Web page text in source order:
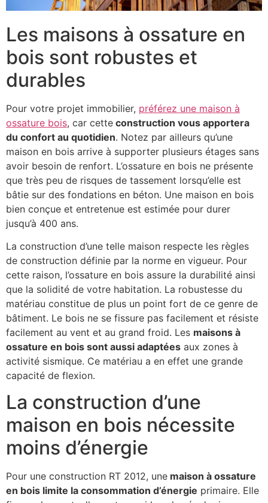
Les maisons à ossature en
bois sont robustes et
durables
Pour votre projet immobilier, préférez une maison à
ossature bois, car cette construction vous apportera
du confort au quotidien. Notez par ailleurs qu’une
maison en bois arrive à supporter plusieurs étages sans
avoir besoin de renfort. L’ossature en bois ne présente
que très peu de risques de tassement lorsqu’elle est
bâtie sur des fondations en béton. Une maison en bois
bien conçue et entretenue est estimée pour durer
jusqu’à 400 ans.
La construction d’une telle maison respecte les règles
de construction définie par la norme en vigueur. Pour
cette raison, l’ossature en bois assure la durabilité ainsi
que la solidité de votre habitation. La robustesse du
matériau constitue de plus un point fort de ce genre de
bâtiment. Le bois ne se fissure pas facilement et résiste
facilement au vent et au grand froid. Les maisons à
ossature en bois sont aussi adaptées aux zones à
activité sismique. Ce matériau a en effet une grande
capacité de flexion.
La construction d’une
maison en bois nécessite
moins d’énergie
Pour une construction RT 2012, une maison à ossature
en bois limite la consommation d’énergie primaire. Elle